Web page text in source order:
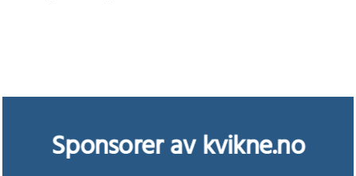
Sponsorer av kvikne.no